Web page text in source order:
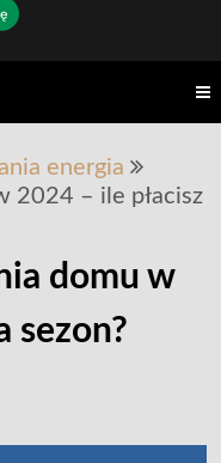
energia
2024 – ile płacisz
domu w
sezon?